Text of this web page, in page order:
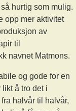
hurtig som mulig.
opp mer aktivitet
av
til
navnet Matmons.
og gode for en
å tro det i
halvår til halvår,